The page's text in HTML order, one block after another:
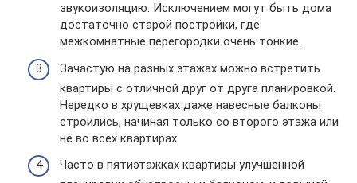
звукоизоляцию. Исключением могут быть дома
достаточно старой постройки, где
межкомнатные перегородки очень тонкие.
Зачастую на разных этажах можно встретить
квартиры с отличной друг от друга планировкой.
Нередко в хрущевках даже навесные балконы
строились, начиная только со второго этажа или
не во всех квартирах.
Часто в пятиэтажках квартиры улучшенной